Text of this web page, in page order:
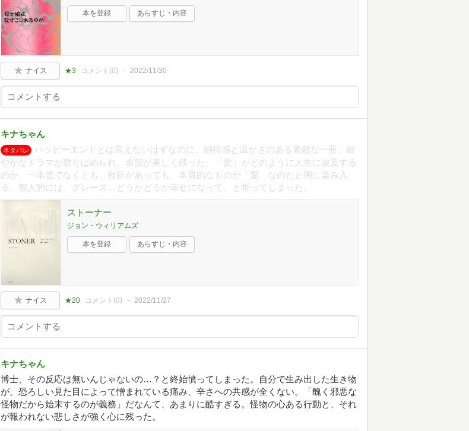
本を登録 あらすじ・内容
ナイス ★3 コメント(0) 2022/11/30
キナちゃん
ネタバレ
ハッピーエンドとは言えないはずなのに、納得感と温かさのある素敵な一冊。細
やかなドラマが散りばめられ、余韻が美しく残った。「愛」がどのように人生に波及する
のか、一本道でなくとも、挫折があっても、本質的なものが「愛」なのだと胸に染み入
る。個人的には、グレース…どうかどうか幸せになって、と祈ってしまった。
ストーナー
ジョン・ウィリアムズ
本を登録 あらすじ・内容
ナイス ★20 コメント(0) 2022/11/27
キナちゃん
博士、その反応は無いんじゃないの…？と終始憤ってしまった。自分で生み出した生き物
が、恐ろしい見た目によって憎まれている痛み、辛さへの共感が全くない。「醜く邪悪な
怪物だから始末するのが義務」だなんて、あまりに酷すぎる。怪物の心ある行動と、それ
が報われない悲しさが強く心に残った。